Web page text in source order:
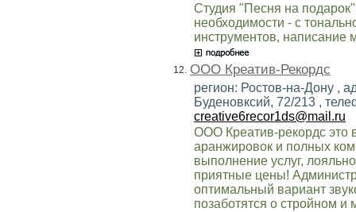
Студия "Песня на
необходимости - с
инструментов, написание
12. ООО Креатив-Рекордс
регион: Ростов-на-Дону ,
Буденовксий, 72/213 ,
creative6recor1ds@mail.ru
ООО Креатив-рекордс это
аранжировок и полных
выполнение услуг,
приятные цены!
оптимальный вариант
позаботятся о стройном и